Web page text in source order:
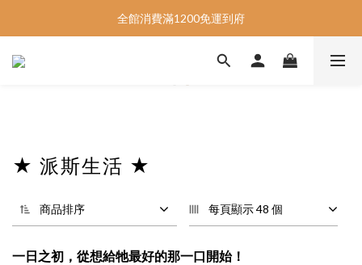
📣指定商品5件95折、10件9折📣
全館消費滿1200免運到府
📣指定商品5件95折、10件9折📣
★ 派斯生活 ★
商品排序 每頁顯示 48 個
一日之初，從想給牠最好的那一口開始！